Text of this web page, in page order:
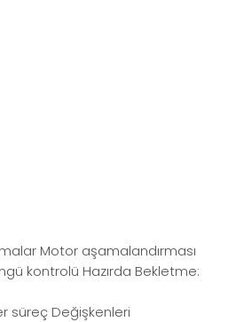
Motor aşamalandırması
kontrolü Hazırda Bekletme:
süreç Değişkenleri